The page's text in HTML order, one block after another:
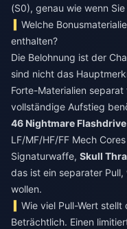
(S0), genau wie wenn
Welche
enthalten?
Die Belohnung ist der
sind nicht das
Forte-Materialien
vollständige Aufstieg
46 Nightmare Flashdrive
LF/MF/HF/FF Mech
Signaturwaffe, Skull
das ist ein separater
wollen.
Wie viel Pull-Wert stellt
Beträchtlich. Einen